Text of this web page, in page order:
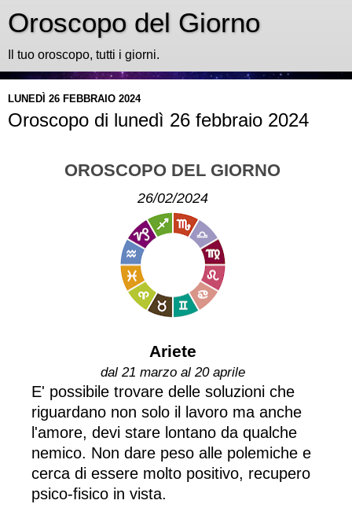
Oroscopo del Giorno
Il tuo oroscopo, tutti i giorni.
LUNEDÌ 26 FEBBRAIO 2024
Oroscopo di lunedì 26 febbraio 2024
OROSCOPO DEL GIORNO
26/02/2024
Ariete
dal 21 marzo al 20 aprile
E' possibile trovare delle soluzioni che
riguardano non solo il lavoro ma anche
l'amore, devi stare lontano da qualche
nemico. Non dare peso alle polemiche e
cerca di essere molto positivo, recupero
psico-fisico in vista.